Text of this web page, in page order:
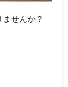
せんか？